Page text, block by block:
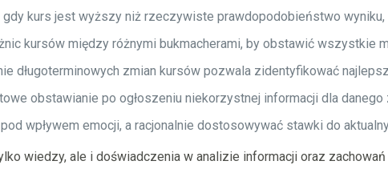
gdy kurs jest wyższy niż rzeczywiste prawdopodobieństwo
kursów między różnymi bukmacherami, by obstawić wszystkie
długoterminowych zmian kursów pozwala zidentyfikować
obstawianie po ogłoszeniu niekorzystnej informacji dla
wpływem emocji, a racjonalnie dostosowywać stawki do
wiedzy, ale i doświadczenia w analizie informacji oraz